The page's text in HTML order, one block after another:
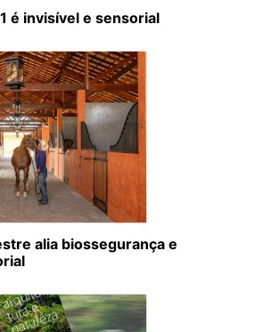
é invisível e sensorial
alia biossegurança e